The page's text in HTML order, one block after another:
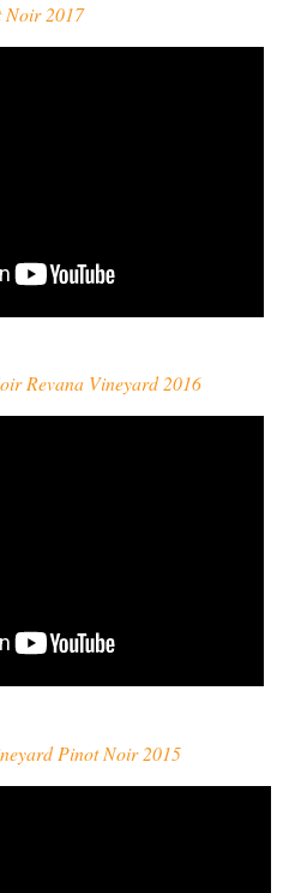
Noir 2017
Revana Vineyard 2016
Pinot Noir 2015